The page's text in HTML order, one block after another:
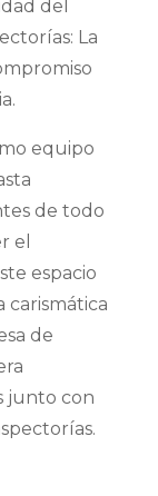
del
La
equipo
de todo
el
espacio
carismática
de
junto con